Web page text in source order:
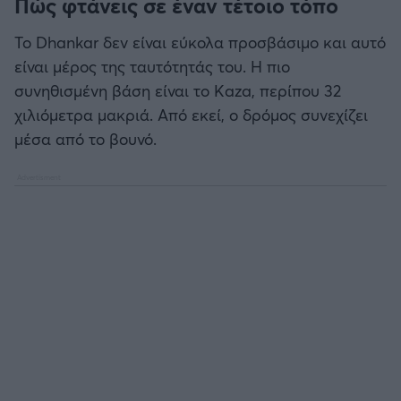
Το Dhankar δεν είναι εύκολα προσβάσιμο και αυτό
είναι μέρος της ταυτότητάς του. Η πιο
συνηθισμένη βάση είναι το Kaza, περίπου 32
χιλιόμετρα μακριά. Από εκεί, ο δρόμος συνεχίζει
μέσα από το βουνό.